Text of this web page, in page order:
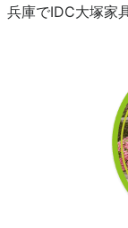
兵庫でIDC大塚家